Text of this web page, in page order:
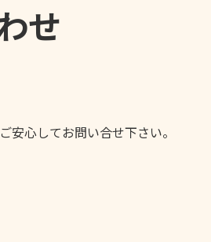
せ
心してお問い合せ下さい。